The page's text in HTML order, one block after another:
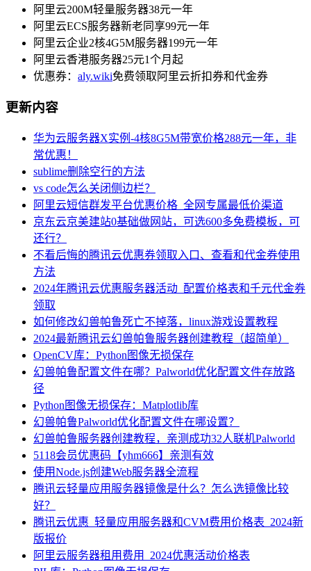
阿里云200M轻量服务器38元一年
阿里云ECS服务器新老同享99元一年
阿里云企业2核4G5M服务器199元一年
阿里云香港服务器25元1个月起
优惠券： aly.wiki免费领取阿里云折扣券和代金券
更新内容
华为云服务器X实例-4核8G5M带宽价格288元一年，非
常优惠！
sublime删除空行的方法
vs code怎么关闭侧边栏？
阿里云短信群发平台优惠价格_全网专属最低价渠道
京东云京美建站0基础做网站，可选600多免费模板，可
还行？
不看后悔的腾讯云优惠券领取入口、查看和代金券使用
方法
2024年腾讯云优惠服务器活动_配置价格表和千元代金券
领取
如何修改幻兽帕鲁死亡不掉落，linux游戏设置教程
2024最新腾讯云幻兽帕鲁服务器创建教程（超简单）
OpenCV库：Python图像无损保存
幻兽帕鲁配置文件在哪？Palworld优化配置文件存放路
径
Python图像无损保存：Matplotlib库
幻兽帕鲁Palworld优化配置文件在哪设置？
幻兽帕鲁服务器创建教程，亲测成功32人联机Palworld
5118会员优惠码【yhm666】亲测有效
使用Node.js创建Web服务器全流程
腾讯云轻量应用服务器镜像是什么？怎么选镜像比较
好？
腾讯云优惠_轻量应用服务器和CVM费用价格表_2024新
版报价
阿里云服务器租用费用_2024优惠活动价格表